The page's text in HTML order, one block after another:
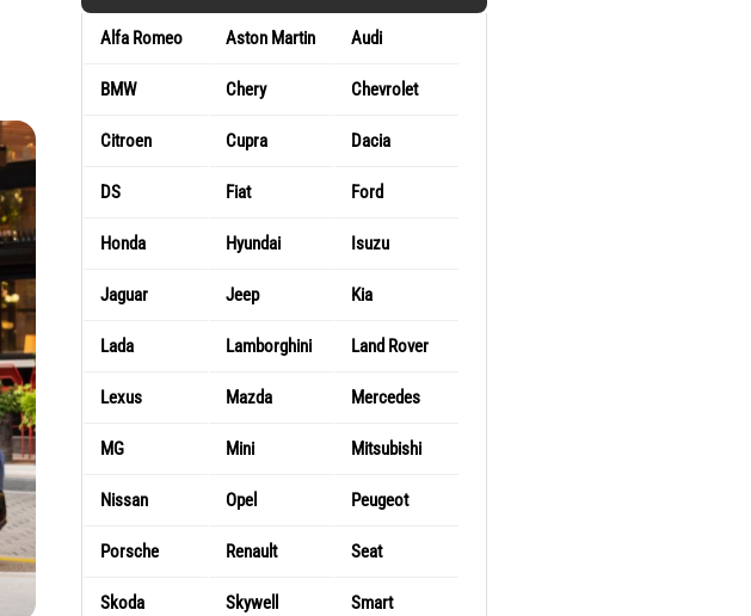
Alfa Romeo Aston Martin Audi
BMW Chery Chevrolet
Citroen Cupra Dacia
DS Fiat Ford
Honda Hyundai Isuzu
Jaguar Jeep Kia
Lada Lamborghini Land Rover
Lexus Mazda Mercedes
MG Mini Mitsubishi
Nissan Opel Peugeot
Porsche Renault Seat
Skoda Skywell Smart